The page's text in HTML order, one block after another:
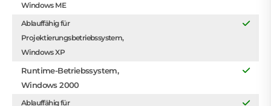
Windows ME
Ablauffähig für
Projektierungsbetriebssystem,
Windows XP
Runtime-Betriebssystem,
Windows 2000
Ablauffähig für